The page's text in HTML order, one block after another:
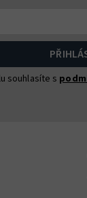
souhlasíte s